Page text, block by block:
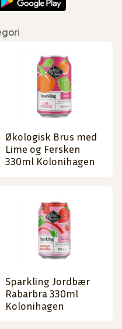
Økologisk Brus med
Lime og Fersken
330ml Kolonihagen
Sparkling Jordbær
Rabarbra 330ml
Kolonihagen